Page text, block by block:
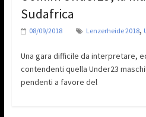
Sudafrica
08/09/2018 Lenzerheide 2018,
Una gara difficile da interpretare,
contendenti quella Under23
pendenti a favore del